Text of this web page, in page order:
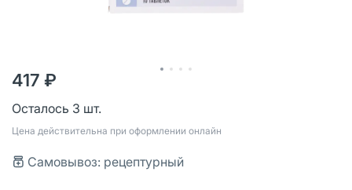
417 ₽
Осталось 3 шт.
Цена действительна при оформлении онлайн
Самовывоз: рецептурный